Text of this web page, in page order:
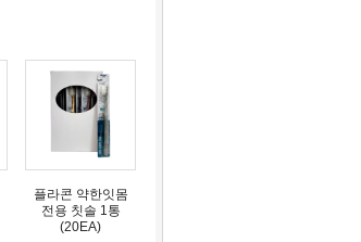
플라콘 약한잇몸
전용 칫솔 1통
(20EA)